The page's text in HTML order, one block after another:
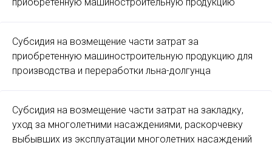
Субсидия на возмещение части затрат за
приобретенную машиностроительную продукцию для
производства и переработки льна-долгунца
Субсидия на возмещение части затрат на закладку,
уход за многолетними насаждениями, раскорчевку
выбывших из эксплуатации многолетних насаждений